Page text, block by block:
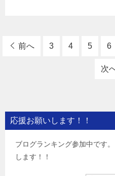
前へ 3 4 5 6
次
応援お願いします！！
ブログランキング参加中です
します！！